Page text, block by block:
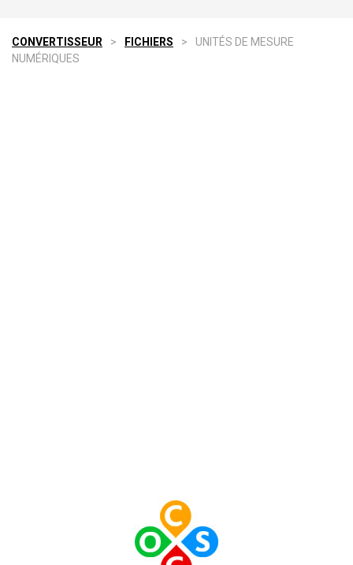
CONVERTISSEUR > FICHIERS >
UNITÉS DE MESURE
NUMÉRIQUES